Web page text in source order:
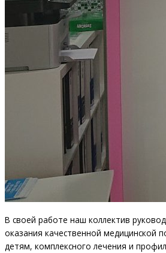
В своей работе наш коллектив
оказания качественной медицинской
детям, комплексного лечения и